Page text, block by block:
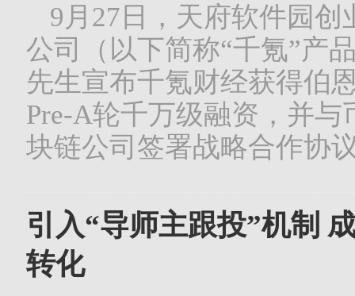
9月27日，天府软件园
公司（以下简称“千氪”产
先生宣布千氪财经获得伯
Pre-A轮千万级融资，并
块链公司签署战略合作
引入“导师主跟投”机制
转化